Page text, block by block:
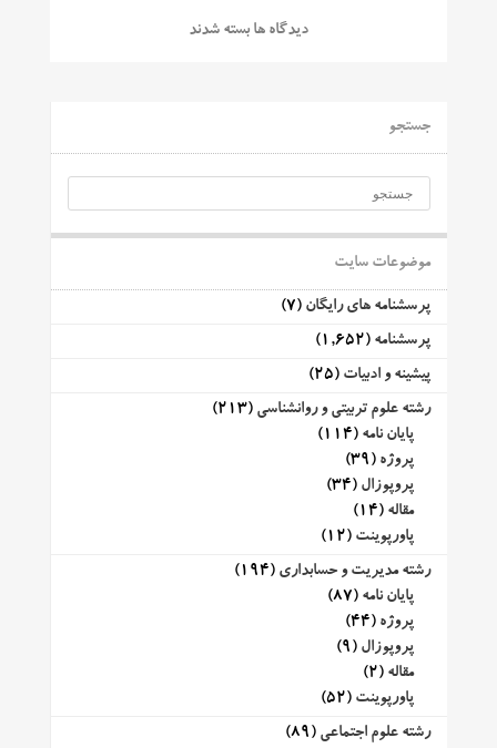
دیدگاه ها بسته شدند
جستجو
موضوعات سایت
پرسشنامه های رایگان (7)
پرسشنامه (1,652)
پیشینه و ادبیات (25)
رشته علوم تربیتی و روانشناسی (213)
پایان نامه (114)
پروژه (39)
پروپوزال (34)
مقاله (14)
پاورپوینت (12)
رشته مدیریت و حسابداری (194)
پایان نامه (87)
پروژه (44)
پروپوزال (9)
مقاله (2)
پاورپوینت (52)
رشته علوم اجتماعی (89)